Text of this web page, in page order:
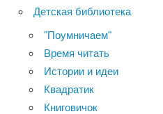
Детская библиотека
"Поумничаем"
Время читать
Истории и идеи
Квадратик
Книговичок